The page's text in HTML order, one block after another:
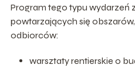
Program tego typu wydarzeń
powtarzających się
odbiorców:
warsztaty rentierskie o